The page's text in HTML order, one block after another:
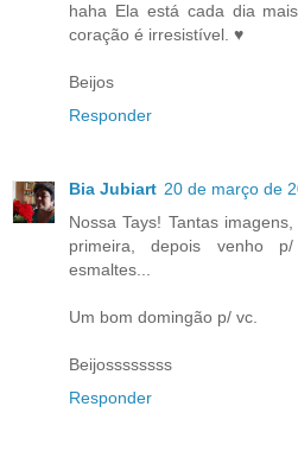
haha Ela está cada dia
coração é irresistível. ♥
Beijos
Responder
Bia Jubiart 20 de março de
Nossa Tays! Tantas
primeira, depois venho
esmaltes...
Um bom domingão p/ vc.
Beijossssssss
Responder